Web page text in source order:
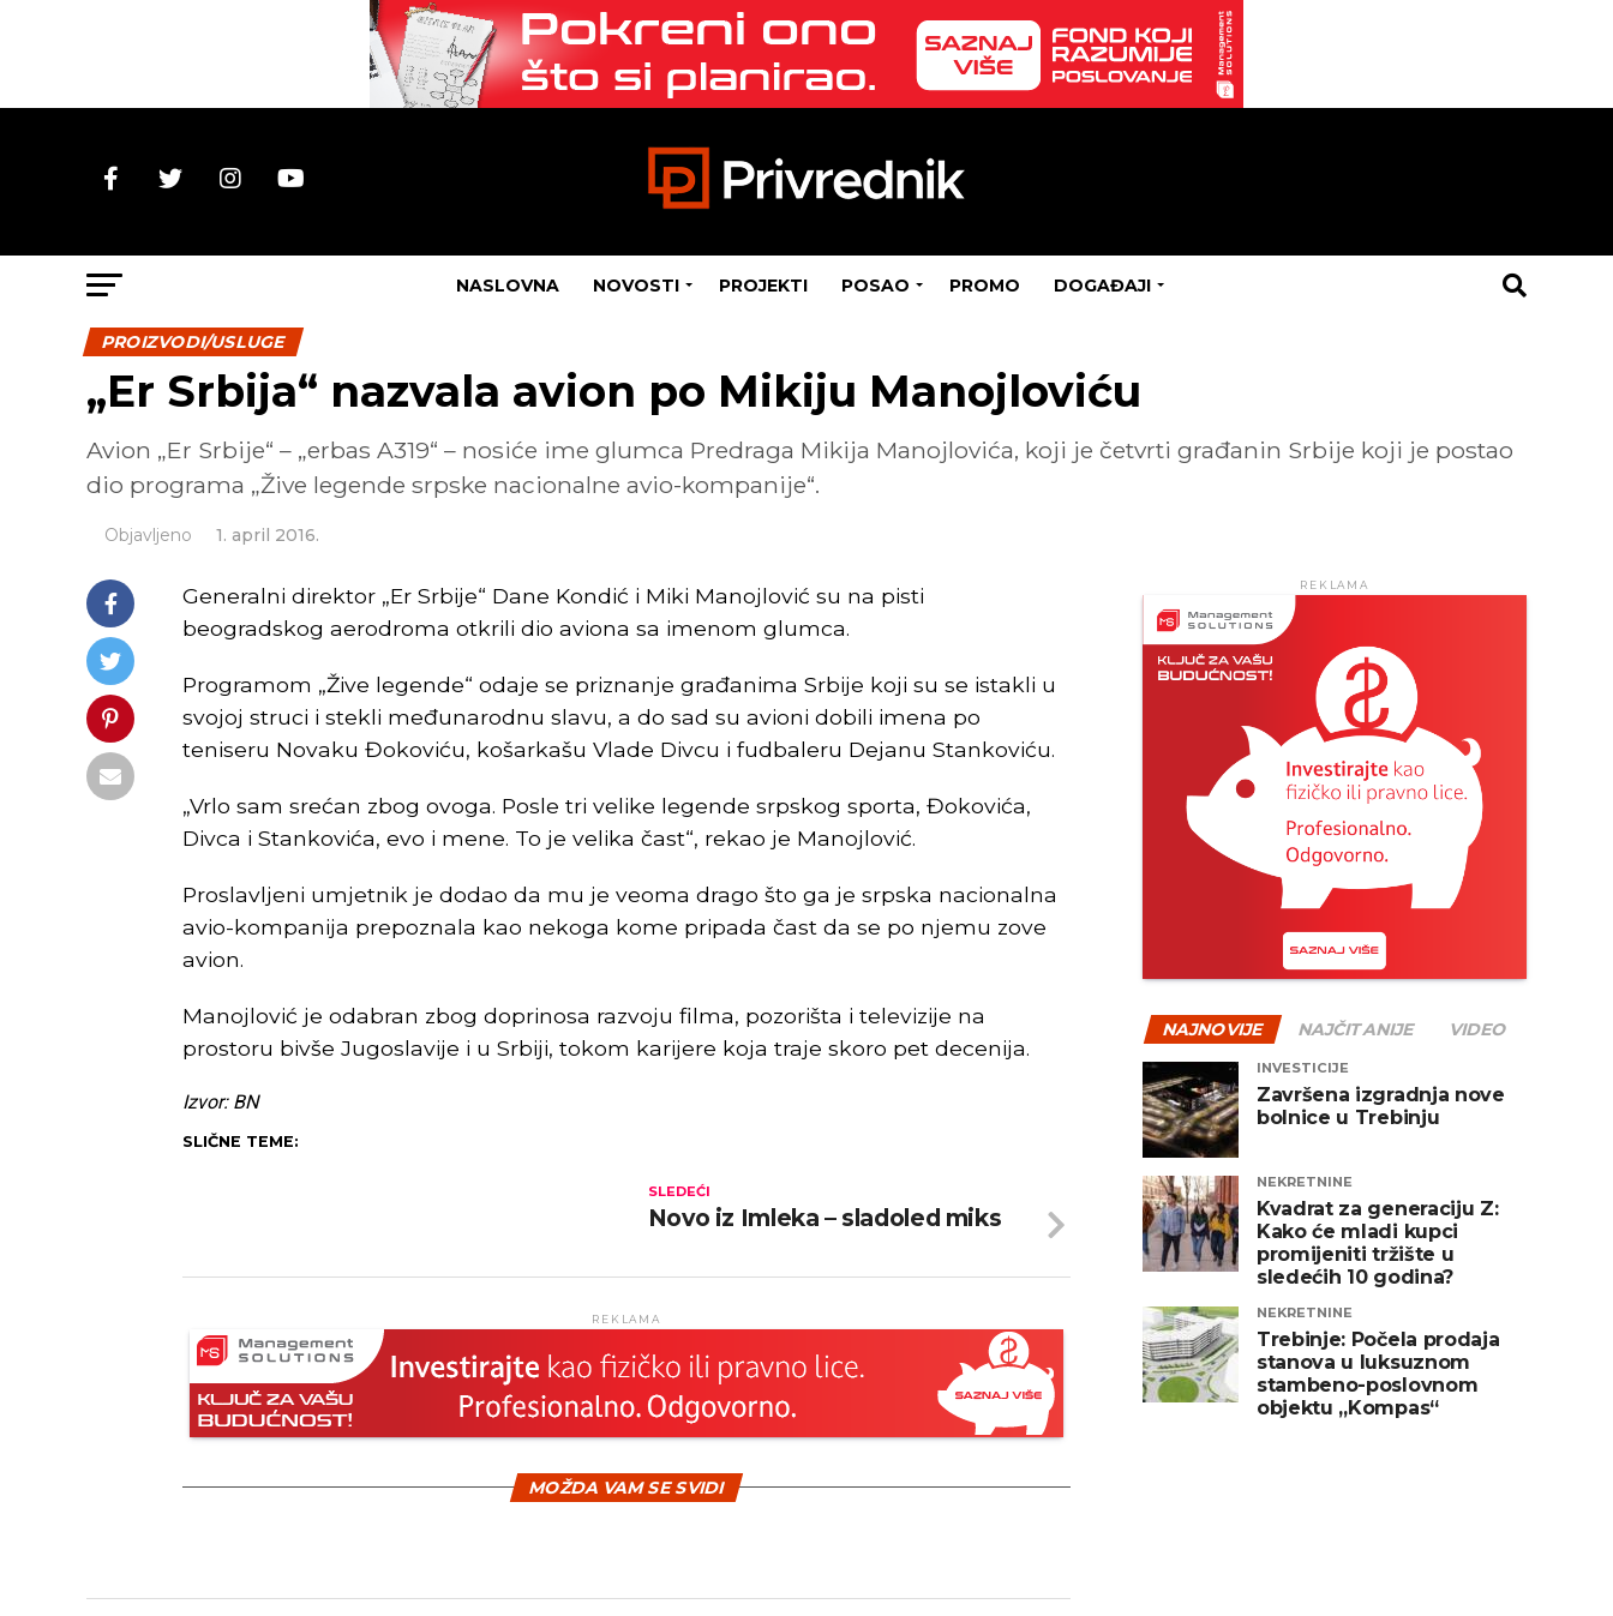
NASLOVNA NOVOSTI PROJEKTI POSAO PROMO DOGAĐAJI
PROIZVODI/USLUGE
„Er Srbija“ nazvala avion po Mikiju Manojloviću
Avion „Er Srbije“ – „erbas A319“ – nosiće ime glumca Predraga Mikija Manojlovića, koji je četvrti građanin Srbije koji je postao
dio programa „Žive legende srpske nacionalne avio-kompanije“.
Objavljeno 1. april 2016.
Generalni direktor „Er Srbije“ Dane Kondić i Miki Manojlović su na pisti
beogradskog aerodroma otkrili dio aviona sa imenom glumca.
Programom „Žive legende“ odaje se priznanje građanima Srbije koji su se istakli u
svojoj struci i stekli međunarodnu slavu, a do sad su avioni dobili imena po
teniseru Novaku Đokoviću, košarkašu Vlade Divcu i fudbaleru Dejanu Stankoviću.
„Vrlo sam srećan zbog ovoga. Posle tri velike legende srpskog sporta, Đokovića,
Divca i Stankovića, evo i mene. To je velika čast“, rekao je Manojlović.
Proslavljeni umjetnik je dodao da mu je veoma drago što ga je srpska nacionalna
avio-kompanija prepoznala kao nekoga kome pripada čast da se po njemu zove
avion.
Manojlović je odabran zbog doprinosa razvoju filma, pozorišta i televizije na
prostoru bivše Jugoslavije i u Srbiji, tokom karijere koja traje skoro pet decenija.
Izvor: BN
SLIČNE TEME:
SLEDEĆI
Novo iz Imleka – sladoled miks
REKLAMA
MOŽDA VAM SE SVIDI
REKLAMA
NAJNOVIJE NAJČITANIJE VIDEO
INVESTICIJE
Završena izgradnja nove
bolnice u Trebinju
NEKRETNINE
Kvadrat za generaciju Z:
Kako će mladi kupci
promijeniti tržište u
sledećih 10 godina?
NEKRETNINE
Trebinje: Počela prodaja
stanova u luksuznom
stambeno-poslovnom
objektu „Kompas“